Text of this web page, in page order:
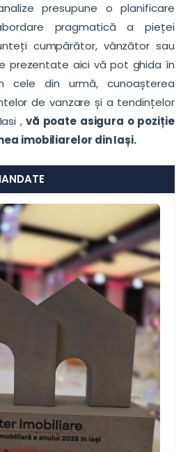
presupune o planificare
pragmatică a pieței
cumpărător, vânzător sau
prezentate aici vă pot ghida în
cele din urmă, cunoașterea
de vanzare și a tendințelor
,vă poate asigura o poziție
imobiliarelor din Iași.